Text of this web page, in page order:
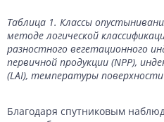
Таблица 1. Классы
методе логической
разностного вегетационного
первичной продукции (NPP),
(LAI), температуры поверхности
Благодаря спутниковым